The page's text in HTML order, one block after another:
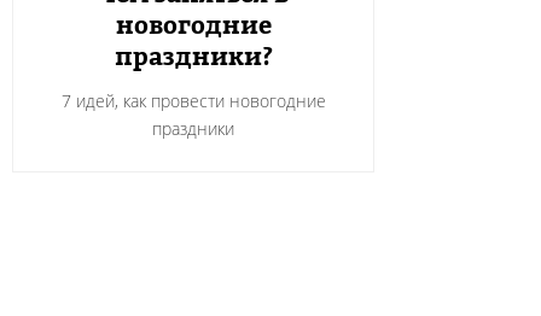
новогодние
праздники?
7 идей, как провести новогодние
праздники